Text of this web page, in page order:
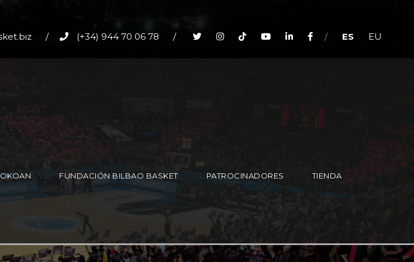
/ (+34) 944 70 06 78 / / ES EU
FUNDACIÓN BILBAO BASKET PATROCINADORES TIENDA